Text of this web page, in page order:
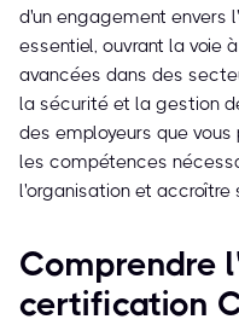
d'un engagement envers
essentiel, ouvrant la voie
avancées dans des
la sécurité et la gestion
des employeurs que
les compétences
l'organisation et accroître
Comprendre
certification